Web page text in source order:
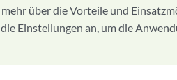
mehr über die Vorteile und
die Einstellungen an, um die